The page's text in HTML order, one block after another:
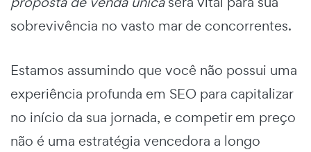
sobrevivência no vasto mar de concorrentes.
Estamos assumindo que você não possui uma
experiência profunda em SEO para capitalizar
no início da sua jornada, e competir em preço
não é uma estratégia vencedora a longo